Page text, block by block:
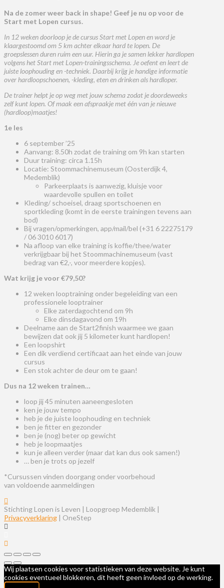
Na de zomer weer back in shape! Geef je nu op voor de
Start met Lopen cursus.
In 12 weken doorloop je de cursus Start met Lopen en word je
klaargestoomd om 5 km achter elkaar hard te lopen. De
groepslessen duren ruim een uur. Hierin ga je samen lekker hardlopen
volgens het Start met Lopen-trainingsschema. Je oefent en leert de
juiste loophouding en -techniek. Daarbij krijg je handige informatie
over hardloopschoenen, -kleding, eten en drinken als hardloper.
De trainer helpt je op weg met jouw schema zodat je doordeweeks
zelf kunt lopen. Of maak een afspraakje met één van je nieuwe
(hardloop)maatjes!
1e les
6 september ’25
Aanvang: 8.50h zodat de training om 9h kan starten
Duur training: circa 1.15h
Locatie: Stoommachinemuseum (Oosterdijk 4,
Medemblik)
Parkeerplaats is aanwezig, kluisje voor
waardevolle spullen en toilet
Kleding/ schoeisel, draag sportschoenen en
sportkleding (komt in de eerste trainingen tevens aan
bod)
Bij vragen/opmerkingen, app/mail/bel (+31 6 22275179
/ 06 3010 6017)
Na afloop van elke training is koffie/thee/water
verkrijgbaar bij het Stoommachinemuseum (vast
bedrag van €2,-, voor meerdere kopjes).
Wat krijg je voor €79,50?
12 weken looptraining onder begeleiding van een
professionele looptrainer
Elke zaterdagochtend om 9h
Elke dinsdagavond om 19h
Deelname aan de Start2finish waarmee we gaan
bewijzen dat ook jij 5 kilometer kunt hardlopen!
Een loopshirt
Een dik verdiend certificaat aan het einde van jouw
cursus
Een stok achter de deur om te gaan!
Dus na 12 weken trainen…
loop jij 45 minuten aaneengesloten
ken je jouw tempo
heb je de juiste loophouding en techniek
ben je fitter en gezonder
ben je (nog) beter op gewicht
heb je loopmaatjes
kun je alleen verder (maar dat kan dus ook samen!)
… ben je trots op jezelf
*Cursussen vinden doorgang onder voorbehoud
van voldoende aanmeldingen
Stichting Lopen is Leven | Loopgroep Medemblik |
Privacyverklaring | OneStep
Wij plaatsen cookies voor statistieken van deze website. Je kunt
cookies eventueel blokkeren, dit heeft geen invloed op de werking.